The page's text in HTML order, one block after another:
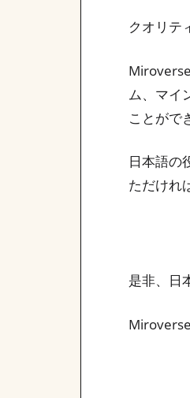
クオリテ
ム、マイ
ことがで
日本語の
ただけれ
是非、日